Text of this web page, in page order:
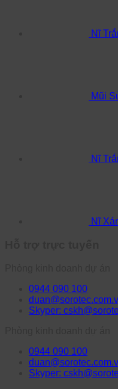
Nĩ
Mũi
Nĩ
Nĩ
0944 090 100
Skyper:
0944 090 100
Skyper: